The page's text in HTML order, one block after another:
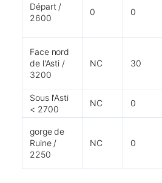
Départ /
2600
0 0
Face nord
de l'Asti /
3200
NC 30
Sous l'Asti
< 2700
NC 0
gorge de
Ruine /
2250
NC 0